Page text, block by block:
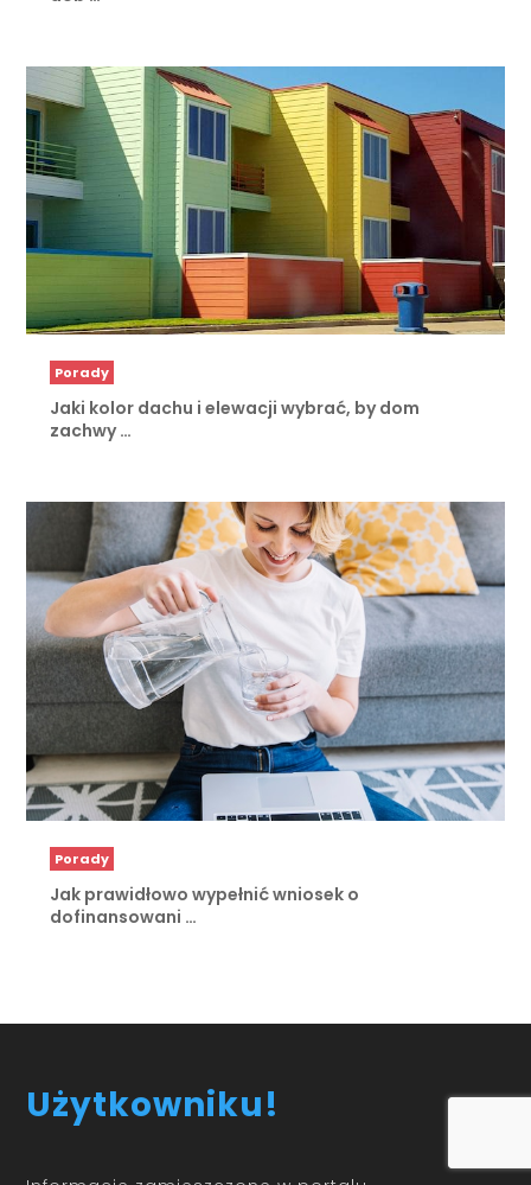
Porady
Jaki kolor dachu i elewacji wybrać, by dom
zachwy …
Porady
Jak prawidłowo wypełnić wniosek o
dofinansowani …
Użytkowniku!